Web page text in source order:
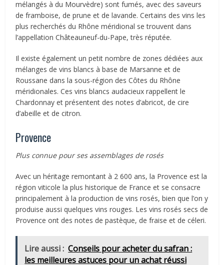
mélangés à du Mourvèdre) sont fumés, avec des saveurs
de framboise, de prune et de lavande. Certains des vins les
plus recherchés du Rhône méridional se trouvent dans
l’appellation Châteauneuf-du-Pape, très réputée.
Il existe également un petit nombre de zones dédiées aux
mélanges de vins blancs à base de Marsanne et de
Roussane dans la sous-région des Côtes du Rhône
méridionales. Ces vins blancs audacieux rappellent le
Chardonnay et présentent des notes d’abricot, de cire
d’abeille et de citron.
Provence
Plus connue pour ses assemblages de rosés
Avec un héritage remontant à 2 600 ans, la Provence est la
région viticole la plus historique de France et se consacre
principalement à la production de vins rosés, bien que l’on y
produise aussi quelques vins rouges. Les vins rosés secs de
Provence ont des notes de pastèque, de fraise et de céleri.
Lire aussi : Conseils pour acheter du safran :
les meilleures astuces pour un achat réussi